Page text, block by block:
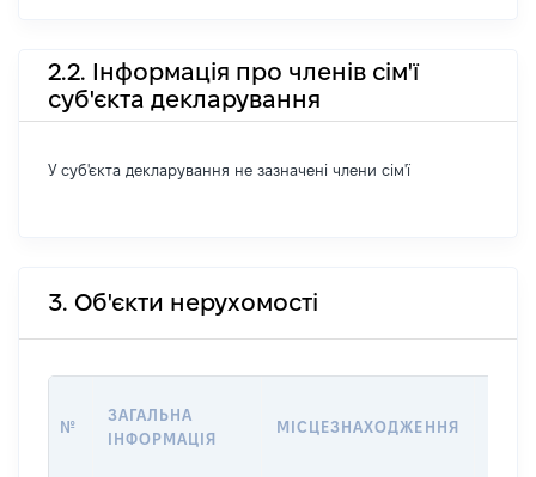
2.2. Інформація про членів сім'ї
суб'єкта декларування
У суб'єкта декларування не зазначені члени сім'ї
3. Об'єкти нерухомості
№
ЗАГАЛЬНА
ІНФОРМАЦІЯ
МІСЦЕЗНАХОДЖЕННЯ